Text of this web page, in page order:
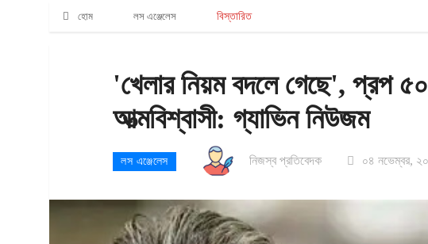
হোম লস এঞ্জেলেস বিস্তারিত
'খেলার নিয়ম বদলে গেছে', প্রপ
আত্মবিশ্বাসী: গ্যাভিন নিউজম
লস এঞ্জেলেস নিজস্ব প্রতিবেদক ০৪ নভেম্বর,